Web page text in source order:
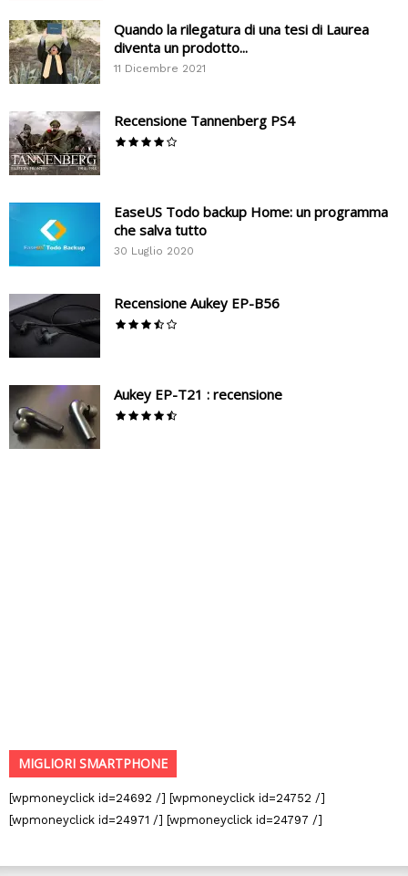
Quando la rilegatura di una tesi di Laurea
diventa un prodotto...
11 Dicembre 2021
Recensione Tannenberg PS4
EaseUS Todo backup Home: un programma
che salva tutto
30 Luglio 2020
Recensione Aukey EP-B56
Aukey EP-T21 : recensione
MIGLIORI SMARTPHONE
[wpmoneyclick id=24692 /] [wpmoneyclick id=24752 /]
[wpmoneyclick id=24971 /] [wpmoneyclick id=24797 /]